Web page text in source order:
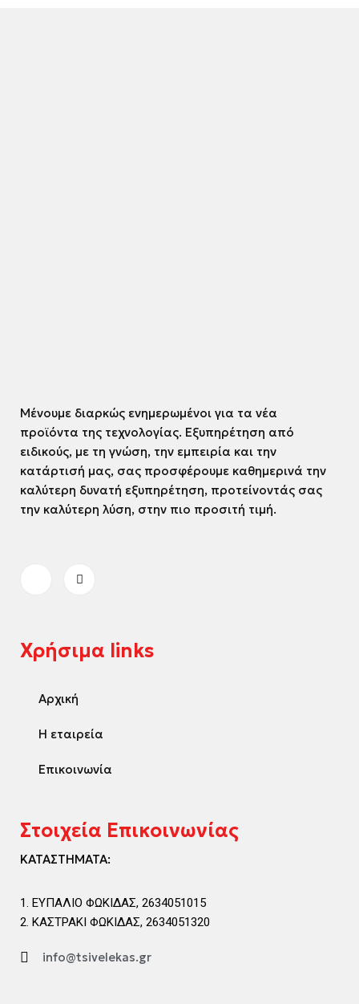
Μένουμε διαρκώς ενημερωμένοι για τα νέα
προϊόντα της τεχνολογίας. Εξυπηρέτηση από
ειδικούς, με τη γνώση, την εμπειρία και την
κατάρτισή μας, σας προσφέρουμε καθημερινά την
καλύτερη δυνατή εξυπηρέτηση, προτείνοντάς σας
την καλύτερη λύση, στην πιο προσιτή τιμή.
Χρήσιμα links
Αρχική
Η εταιρεία
Επικοινωνία
Στοιχεία Επικοινωνίας
ΚΑΤΑΣΤΗΜΑΤΑ:
ΕΥΠΑΛΙΟ ΦΩΚΙΔΑΣ, 2634051015
ΚΑΣΤΡΑΚΙ ΦΩΚΙΔΑΣ, 2634051320
info@tsivelekas.gr